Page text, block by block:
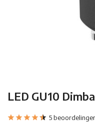
LED GU10
5